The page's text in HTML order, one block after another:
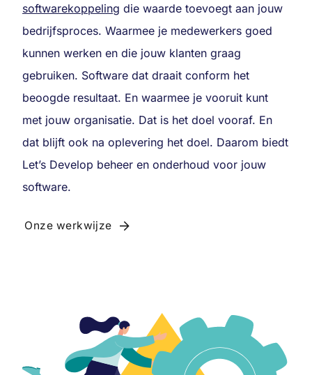
softwarekoppeling die waarde toevoegt aan jouw
bedrijfsproces. Waarmee je medewerkers goed
kunnen werken en die jouw klanten graag
gebruiken. Software dat draait conform het
beoogde resultaat. En waarmee je vooruit kunt
met jouw organisatie. Dat is het doel vooraf. En
dat blijft ook na oplevering het doel. Daarom biedt
Let’s Develop beheer en onderhoud voor jouw
software.
Onze werkwijze